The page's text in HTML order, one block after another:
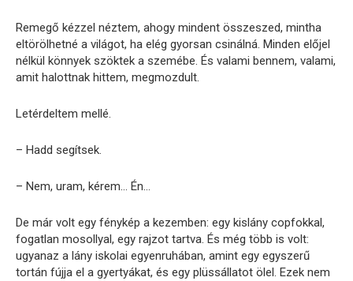
Remegő kézzel néztem, ahogy mindent összeszed, mintha
eltörölhetné a világot, ha elég gyorsan csinálná. Minden előjel
nélkül könnyek szöktek a szemébe. És valami bennem, valami,
amit halottnak hittem, megmozdult.
Letérdeltem mellé.
– Hadd segítsek.
– Nem, uram, kérem… Én…
De már volt egy fénykép a kezemben: egy kislány copfokkal,
fogatlan mosollyal, egy rajzot tartva. És még több is volt:
ugyanaz a lány iskolai egyenruhában, amint egy egyszerű
tortán fújja el a gyertyákat, és egy plüssállatot ölel. Ezek nem